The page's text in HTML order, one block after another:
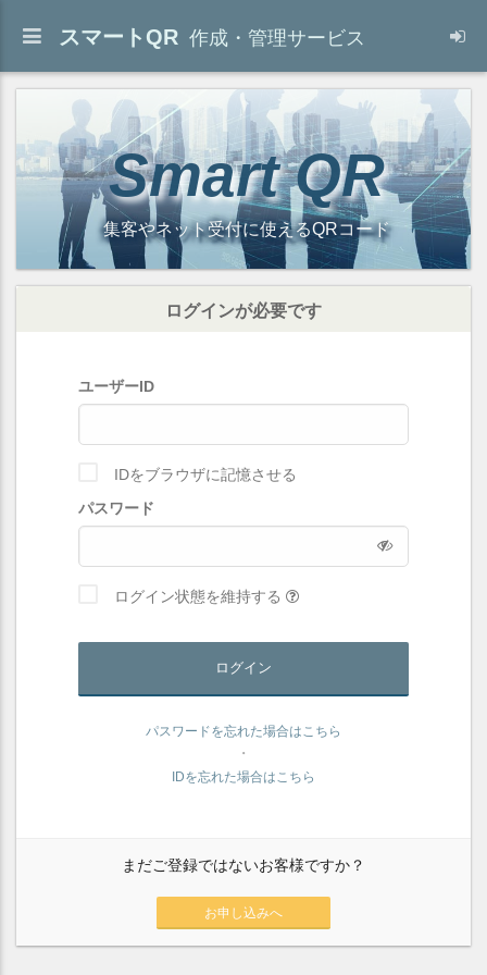
スマートQR 作成・管理サービス
Smart QR
集客やネット受付に使えるQRコード
ログインが必要です
ユーザーID
IDをブラウザに記憶させる
パスワード
ログイン状態を維持する
ログイン
パスワードを忘れた場合はこちら
・
IDを忘れた場合はこちら
まだご登録ではないお客様ですか？
お申し込みへ